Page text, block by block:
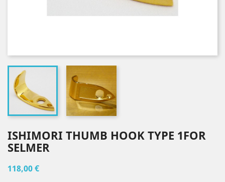
ISHIMORI THUMB HOOK TYPE 1FOR
SELMER
118,00 €